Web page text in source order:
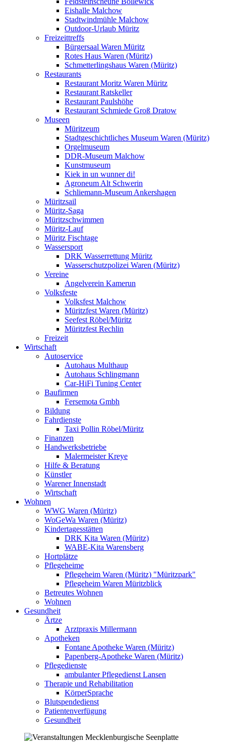
Eishalle Malchow
Stadtwindmühle Malchow
Outdoor-Urlaub Müritz
Freizeittreffs
Bürgersaal Waren Müritz
Rotes Haus Waren (Müritz)
Schmetterlingshaus Waren (Müritz)
Restaurants
Restaurant Moritz Waren Müritz
Restaurant Ratskeller
Restaurant Paulshöhe
Restaurant Schmiede Groß Dratow
Museen
Müritzeum
Stadtgeschichtliches Museum Waren (Müritz)
Orgelmuseum
DDR-Museum Malchow
Kunstmuseum
Kiek in un wunner di!
Agroneum Alt Schwerin
Schliemann-Museum Ankershagen
Müritzsail
Müritz-Saga
Müritzschwimmen
Müritz-Lauf
Müritz Fischtage
Wassersport
DRK Wasserrettung Müritz
Wasserschutzpolizei Waren (Müritz)
Vereine
Angelverein Kamerun
Volksfeste
Volksfest Malchow
Müritzfest Waren (Müritz)
Seefest Röbel/Müritz
Müritzfest Rechlin
Freizeit
Wirtschaft
Autoservice
Autohaus Multhaup
Autohaus Schlingmann
Car-HiFi Tuning Center
Baufirmen
Fersemota Gmbh
Bildung
Fahrdienste
Taxi Pollin Röbel/Müritz
Finanzen
Handwerksbetriebe
Malermeister Kreye
Hilfe & Beratung
Künstler
Warener Innenstadt
Wirtschaft
Wohnen
WWG Waren (Müritz)
WoGeWa Waren (Müritz)
Kindertagesstätten
DRK Kita Waren (Müritz)
WABE-Kita Warensberg
Hortplätze
Pflegeheime
Pflegeheim Waren (Müritz) "Müritzpark"
Pflegeheim Waren Müritzblick
Betreutes Wohnen
Wohnen
Gesundheit
Ärtze
Arztpraxis Millermann
Apotheken
Fontane Apotheke Waren (Müritz)
Papenberg-Apotheke Waren (Müritz)
Pflegedienste
ambulanter Pflegedienst Lansen
Therapie und Rehabilitation
KörperSprache
Blutspendedienst
Patientenverfügung
Gesundheit